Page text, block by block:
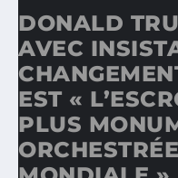
DONALD
AVEC
EST «
PLUS